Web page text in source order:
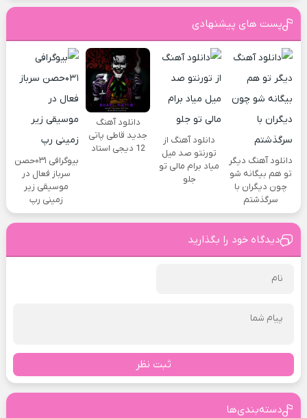
پست های پیشنهادی
دانلود آهنگ دیگر
تو هم بیگانه شو
چون دیگران با
سرگذشتم
دانلود آهنگ از
تورنتو صد میل
میاد برام مالی تو
جلو
دانلود آهنگ
جدید قاطی پاتی
12 دیجی استاد
بیوگرافی ۰۳۱حصن
سرباز فعال در
موسیقی زیر
زمینی رپ
دیدگاه خود را بگذارید
ثبت نظر
دسته‌بندی‌ها